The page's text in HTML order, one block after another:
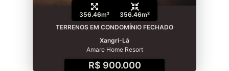
356.46m²
356.46m²
TERRENOS EM CONDOMÍNIO FECHADO
Xangri-Lá
Amare Home Resort
R$ 900.000